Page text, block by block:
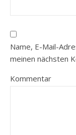
Name, E-Mail-
meinen nächsten
Kommentar